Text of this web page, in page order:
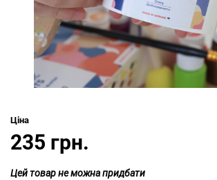
Ціна
235 грн.
Цей товар не можна придбати